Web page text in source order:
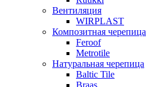
Вентиляция
WIRPLAST
Композитная черепица
Feroof
Metrotile
Натуральная черепица
Baltic Tile
Braas